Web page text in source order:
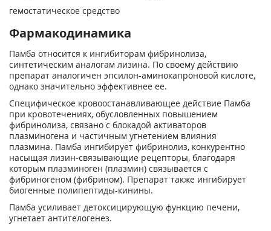
гемостатическое средство
Фармакодинамика
Памба относится к ингибиторам фибринолиза,
синтетическим аналогам лизина. По своему действию
препарат аналогичен эпсилон-аминокапроновой кислоте,
однако значительно эффективнее ее.
Специфическое кровоостанавливающее действие Памба
при кровотечениях, обусловленных повышением
фибринолиза, связано с блокадой активаторов
плазминогена и частичным угнетением влияния
плазмина. Памба ингибирует фибринолиз, конкурентно
насыщая лизин-связывающие рецепторы, благодаря
которым плазминоген (плазмин) связывается с
фибриногеном (фибрином). Препарат также ингибирует
биогенные полипептиды-кинины.
Памба усиливает детоксицирующую функцию печени,
угнетает антителогенез.